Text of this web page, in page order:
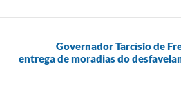
Governador Tarcísio de
entrega de moradias do